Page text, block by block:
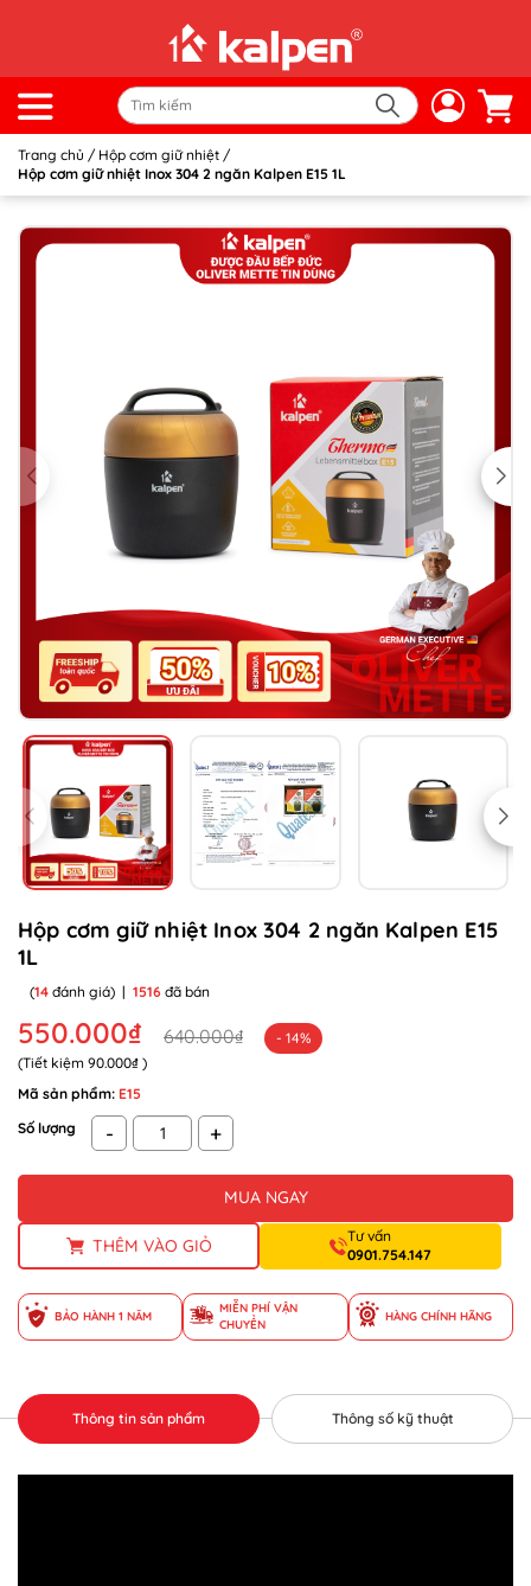
Trang chủ / Hộp cơm giữ nhiệt /
Hộp cơm giữ nhiệt Inox 304 2 ngăn Kalpen E15 1L
Hộp cơm giữ nhiệt Inox 304 2 ngăn Kalpen E15
1L
(14 đánh giá) | 1516 đã bán
550.000₫ 640.000₫
- 14%
(Tiết kiệm 90.000₫ )
Mã sản phẩm: E15
Số lượng
- +
MUA NGAY
THÊM VÀO GIỎ
Tư vấn
0901.754.147
BẢO HÀNH 1 NĂM
MIỄN PHÍ VẬN
CHUYỂN
HÀNG CHÍNH HÃNG
Thông tin sản phẩm Thông số kỹ thuật